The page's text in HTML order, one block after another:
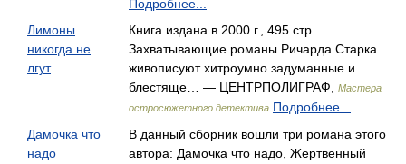
Подробнее...
Лимоны
никогда не
лгут
Книга издана в 2000 г., 495 стр.
Захватывающие романы Ричарда Старка
живописуют хитроумно задуманные и
блестяще… — ЦЕНТРПОЛИГРАФ,
Мастера
остросюжетного детектива Подробнее...
Дамочка что
надо
В данный сборник вошли три романа этого
автора: Дамочка что надо, Жертвенный